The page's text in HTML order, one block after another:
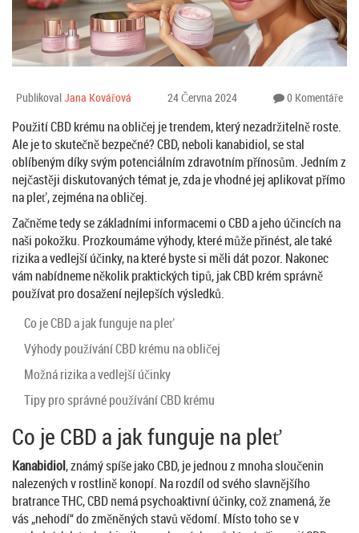
PublikovalJana Kovářová 24 Června 2024 0 Komentáře
Použití CBD krému na obličej je trendem, který nezadržitelně roste.
Ale je to skutečně bezpečné? CBD, neboli kanabidiol, se stal
oblíbeným díky svým potenciálním zdravotním přínosům. Jedním z
nejčastěji diskutovaných témat je, zda je vhodné jej aplikovat přímo
na pleť, zejména na obličej.
Začněme tedy se základními informacemi o CBD a jeho účincích na
naši pokožku. Prozkoumáme výhody, které může přinést, ale také
rizika a vedlejší účinky, na které byste si měli dát pozor. Nakonec
vám nabídneme několik praktických tipů, jak CBD krém správně
používat pro dosažení nejlepších výsledků.
Co je CBD a jak funguje na pleť
Výhody používání CBD krému na obličej
Možná rizika a vedlejší účinky
Tipy pro správné používání CBD krému
Co je CBD a jak funguje na pleť
Kanabidiol, známý spíše jako CBD, je jednou z mnoha sloučenin
nalezených v rostlině konopí. Na rozdíl od svého slavnějšího
bratrance THC, CBD nemá psychoaktivní účinky, což znamená, že
vás „nehodí“ do změněných stavů vědomí. Místo toho se v